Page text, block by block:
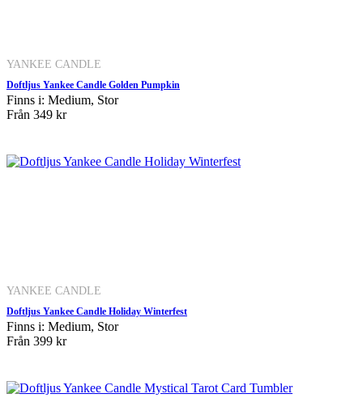
YANKEE CANDLE
Doftljus Yankee Candle Golden Pumpkin
Finns i: Medium, Stor
Från 349 kr
YANKEE CANDLE
Doftljus Yankee Candle Holiday Winterfest
Finns i: Medium, Stor
Från 399 kr